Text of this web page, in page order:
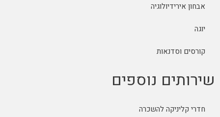
אבחון אירידיולוגיה
יוגה
קורסים וסדנאות
שירותים נוספים
חדרי קליניקה להשכרה